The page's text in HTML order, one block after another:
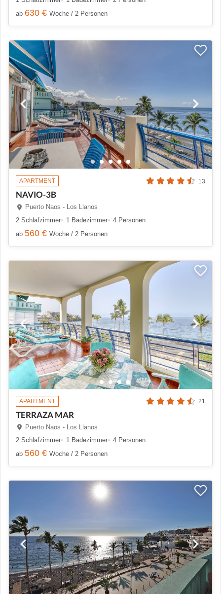
ab 630 € Woche / 2 Personen
APARTMENT 13
NAVIO-3B
Puerto Naos - Los Llanos
2 Schlafzimmer
1 Badezimmer
4 Personen
ab 560 € Woche / 2 Personen
APARTMENT 21
TERRAZA MAR
Puerto Naos - Los Llanos
2 Schlafzimmer
1 Badezimmer
4 Personen
ab 560 € Woche / 2 Personen